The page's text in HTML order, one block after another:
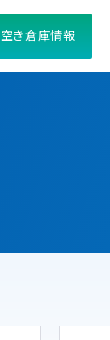
空き倉庫情報